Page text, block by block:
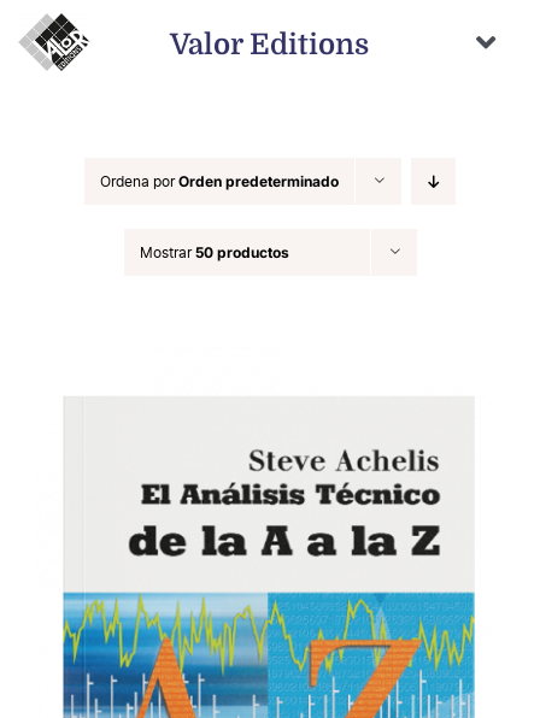
contenido
Valor Editions
NovedadesOrdena porOrden predeterminado
Mostrar50 productos
COMPRAR / DETALLES